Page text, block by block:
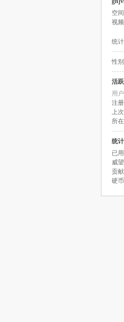
空
视
统
性别
活
用
注
上
所
统
已
威望
贡献
硬币